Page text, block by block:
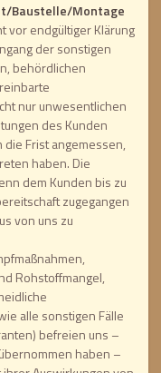
Baustelle/Montage
vor endgültiger Klärung
der sonstigen
behördlichen
nur unwesentlichen
des Kunden
Frist angemessen,
haben. Die
dem Kunden bis zu
zugegangen
von uns zu
Rohstoffmangel,
alle sonstigen Fälle
befreien uns –
haben –